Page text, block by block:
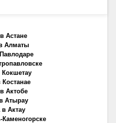
Астане
Алматы
Кокшетау
Костанае
Актобе
Атырау
в Актау
Каменогорске